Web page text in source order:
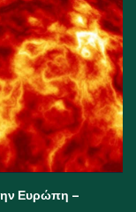
Ευρώπη –